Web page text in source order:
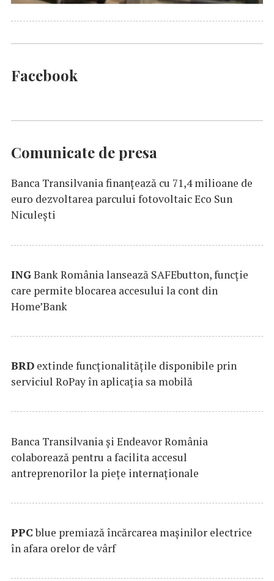
Facebook
Comunicate de presa
Banca Transilvania finanțează cu 71,4 milioane de
euro dezvoltarea parcului fotovoltaic Eco Sun
Niculești
INGBank România lansează SAFEbutton, funcţie
care permite blocarea accesului la cont din
Home’Bank
BRD extinde funcţionalităţile disponibile prin
serviciul RoPay în aplicaţia sa mobilă
Banca Transilvania şi Endeavor România
colaborează pentru a facilita accesul
antreprenorilor la pieţe internaţionale
PPCblue premiază încărcarea maşinilor electrice
în afara orelor de vârf